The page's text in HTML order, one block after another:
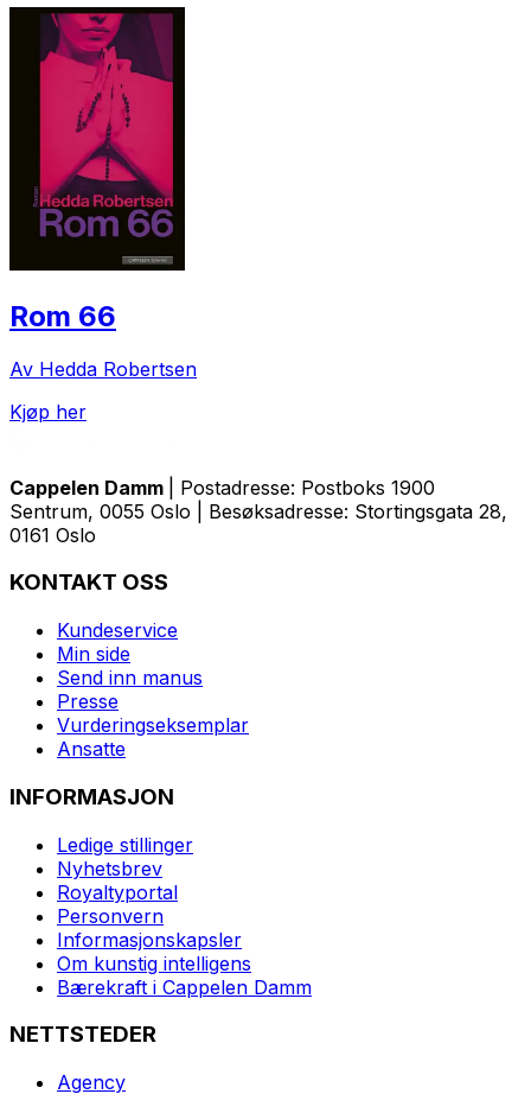
Rom 66
Av Hedda Robertsen
Kjøp her
Cappelen Damm
| Postadresse: Postboks 1900
Sentrum, 0055 Oslo | Besøksadresse: Stortingsgata 28,
0161 Oslo
KONTAKT OSS
Kundeservice
Min side
Send inn manus
Presse
Vurderingseksemplar
Ansatte
INFORMASJON
Ledige stillinger
Nyhetsbrev
Royaltyportal
Personvern
Informasjonskapsler
Om kunstig intelligens
Bærekraft i Cappelen Damm
NETTSTEDER
Agency